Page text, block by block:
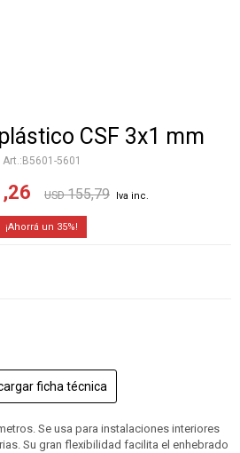
CSF 3x1 mm
B5601-5601
USD 155,79
35
ficha técnica
Se usa para instalaciones interiores
Su gran flexibilidad facilita el enhebrado